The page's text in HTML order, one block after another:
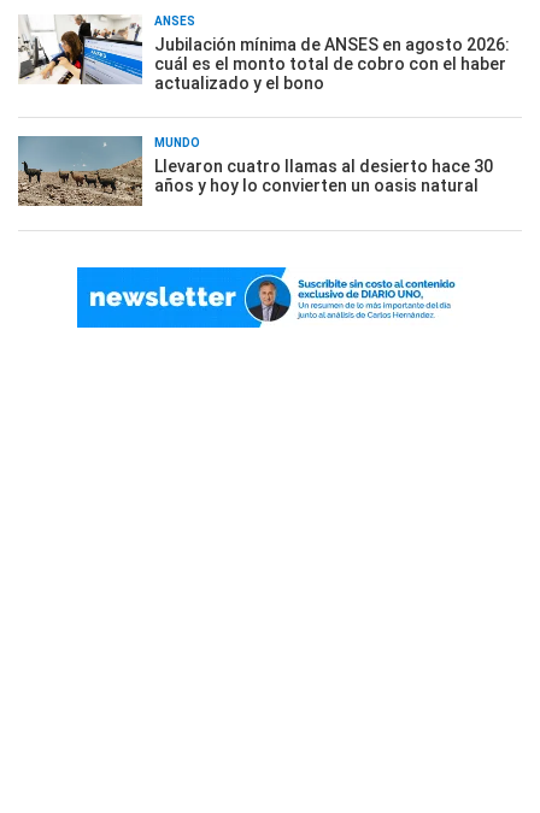
ANSES
Jubilación mínima de ANSES en agosto 2026:
cuál es el monto total de cobro con el haber
actualizado y el bono
MUNDO
Llevaron cuatro llamas al desierto hace 30
años y hoy lo convierten un oasis natural